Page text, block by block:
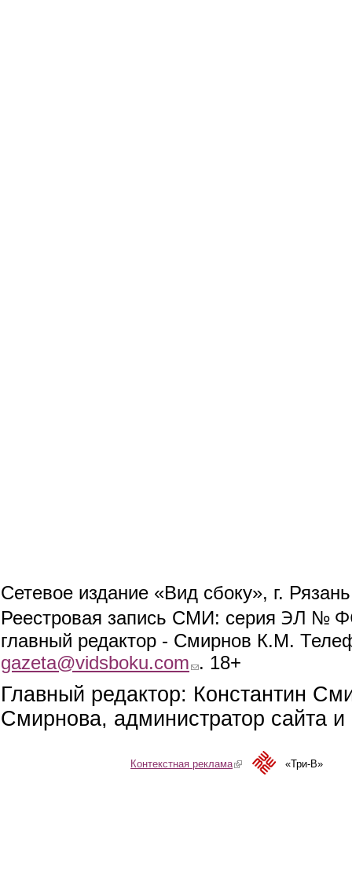
Сетевое издание «Вид сбоку», г.
Реестровая запись СМИ: серия ЭЛ №
главный редактор - Смирнов К.М.
gazeta@vidsboku.com (link sends e-mail)
. 18+
Главный редактор: Константин
Смирнова, администратор сайта
Контекстная реклама(link is external)«Три-В»